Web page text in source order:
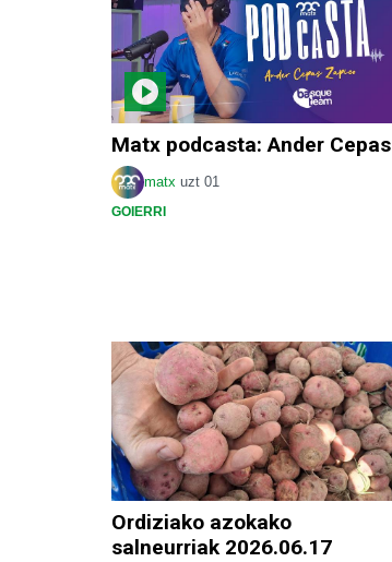
Matx podcasta: Ander Cepas
matx uzt 01
GOIERRI
Ordiziako azokako
salneurriak 2026.06.17